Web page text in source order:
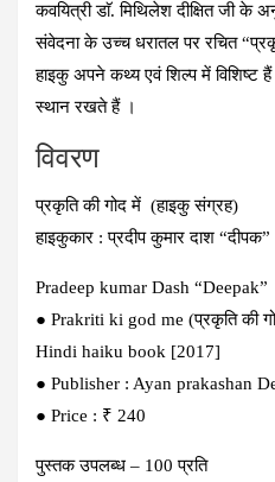
कवयित्री डाॅ. मिथिलेश दीक्षित जी के
संवेदना के उच्च धरातल पर रचित
हाइकु अपने कथ्य एवं शिल्प में विशिष्ट हैं
स्थान रखते हैं ।
विवरण
प्रकृति की गोद में (हाइकु संग्रह)
हाइकुकार : प्रदीप कुमार दाश “दीपक”
Pradeep kumar Dash “Deepak”
● Prakriti ki god me (प्रकृति की
Hindi haiku book [2017]
● Publisher : Ayan prakashan
● Price : ₹ 240
पुस्तक उपलब्ध – 100 प्रति